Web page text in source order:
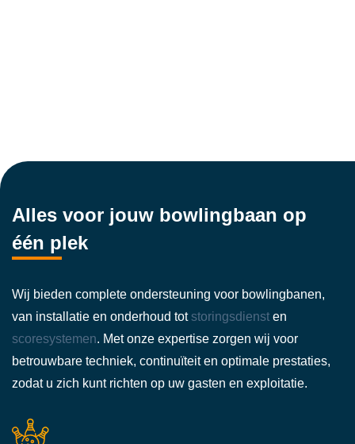
Alles voor jouw bowlingbaan op
één plek
Wij bieden complete ondersteuning voor bowlingbanen,
van installatie en onderhoud tot storingsdienst en
scoresystemen. Met onze expertise zorgen wij voor
betrouwbare techniek, continuïteit en optimale prestaties,
zodat u zich kunt richten op uw gasten en exploitatie.